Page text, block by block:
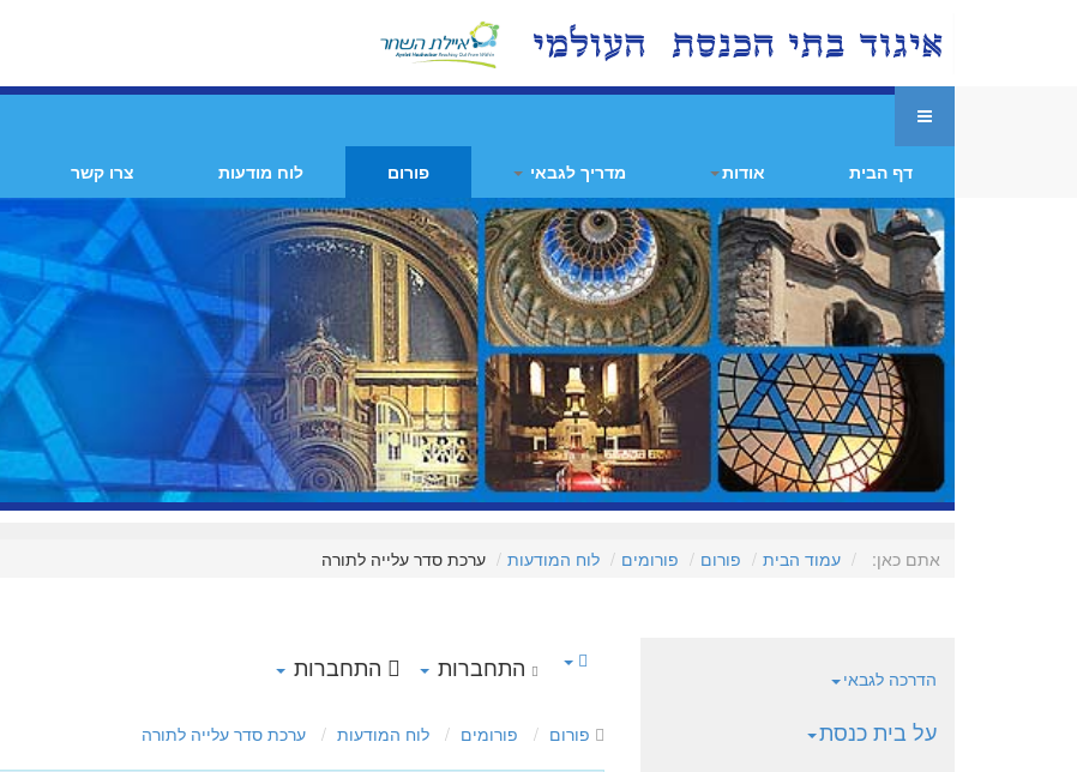
דף הבית אודות מדריך לגבאי פורום לוח מודעות צרו קשר
אתם כאן: עמוד הבית פורום פורומים לוח המודעות ערכת סדר עלייה לתורה
התחברות התחברות
פורום פורומים לוח המודעות ערכת סדר עלייה לתורה
הדרכה לגבאי
על בית כנסת